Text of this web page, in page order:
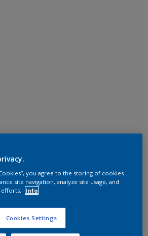
you agree to the storing of cookies
site navigation, analyze site usage, and
Info
Cookies Settings